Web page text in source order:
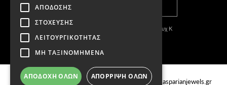
Copyright © 2011-2026 Κασπαριάν Σεμπουχ Κ
With
ΓΕΜΗ:57327504000
ΚΑΤΑΣΤΗΜΑΤΑ
Τσιμισκή 88, Θεσσαλονίκη Ελλάδα, 54622
Email
info@kasparianjewels.gr
ΑΠΌΔΟΣΗΣ
ΣΤΌΧΕΥΣΗΣ
ΛΕΙΤΟΥΡΓΙΚΌΤΗΤΑΣ
ΜΗ ΤΑΞΙΝΟΜΗΜΈΝΑ
ΑΠΟΔΟΧΉ ΌΛΩΝ ΑΠΌΡΡΙΨΗ ΌΛΩΝ